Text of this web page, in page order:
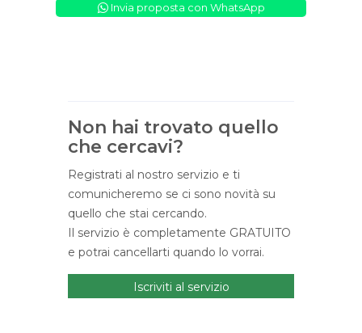
Invia proposta con WhatsApp
Non hai trovato quello
che cercavi?
Registrati al nostro servizio e ti
comunicheremo se ci sono novità su
quello che stai cercando.
Il servizio è completamente GRATUITO
e potrai cancellarti quando lo vorrai.
Iscriviti al servizio